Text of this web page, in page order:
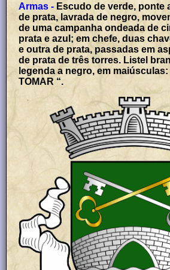
Armas - Escudo de verde, ponte
de prata, lavrada de negro,
de uma campanha ondeada de
prata e azul; em chefe, duas
e outra de prata, passadas em
de prata de três torres. Listel
legenda a negro, em maiúsculas: “ BESELGA -
TOMAR “.